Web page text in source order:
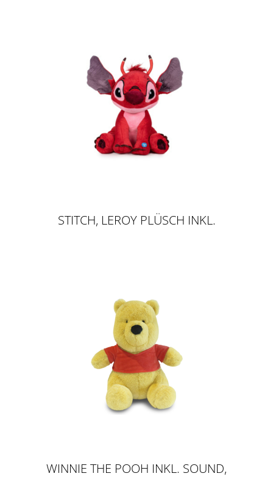
STITCH, LEROY PLÜSCH INKL.
WINNIE THE POOH INKL. SOUND,